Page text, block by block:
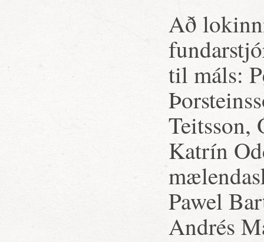
Að
til máls:
Teitsson,
Katrín
Pawel
Andrés